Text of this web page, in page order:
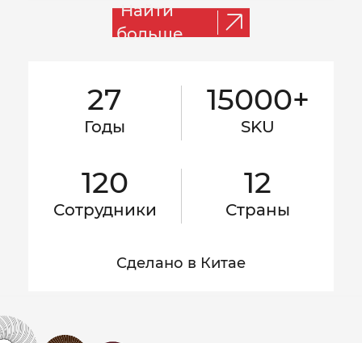
27
Годы
15000+
SKU
120
Сотрудники
12
Страны
Сделано в Китае
Найти
больше